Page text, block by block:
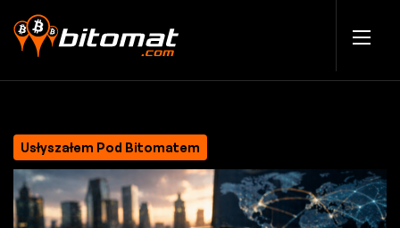
Usłyszałem Pod Bitomatem